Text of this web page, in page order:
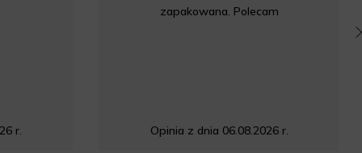
r.
zapakowana. Polecam
Opinia z dnia 06.08.2026 r.